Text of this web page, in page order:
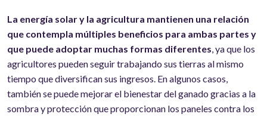
La energía solar y la agricultura mantienen una relación
que contempla múltiples beneficios para ambas partes y
que puede adoptar muchas formas diferentes, ya que los
agricultores pueden seguir trabajando sus tierras al mismo
tiempo que diversifican sus ingresos. En algunos casos,
también se puede mejorar el bienestar del ganado gracias a la
sombra y protección que proporcionan los paneles contra los